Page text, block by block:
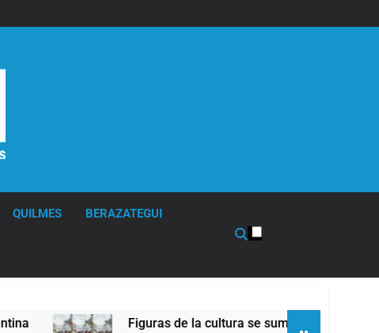
QUILMES BERAZATEGUI
Figuras de la cultura se sumaron a la marcha